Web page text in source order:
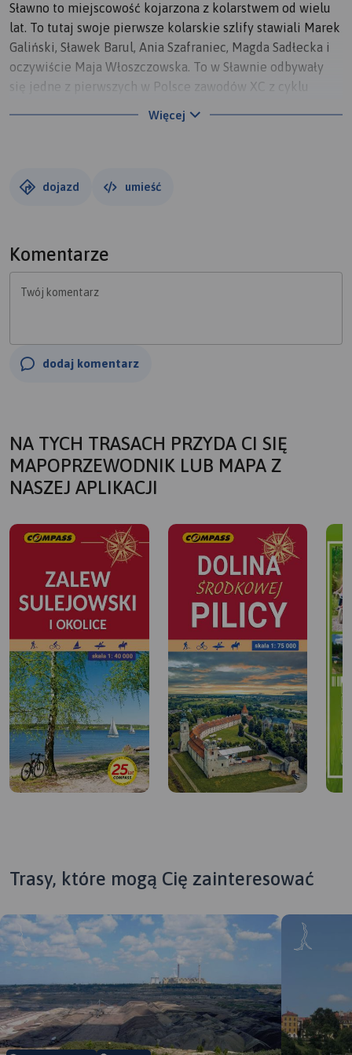
Sławno to miejscowość kojarzona z kolarstwem od wielu
lat. To tutaj swoje pierwsze kolarskie szlify stawiali Marek
Galiński, Sławek Barul, Ania Szafraniec, Magda Sadłecka i
oczywiście Maja Włoszczowska. To w Sławnie odbywały
się jedne z pierwszych w Polsce zawodów XC z cyklu
Więcej
dojazd umieść
Komentarze
Twój komentarz
dodaj komentarz
NA TYCH TRASACH PRZYDA CI SIĘ
MAPOPRZEWODNIK LUB MAPA Z
NASZEJ APLIKACJI
MAPA TURYSTYCZNA W
Trasy, które mogą Cię zainteresować